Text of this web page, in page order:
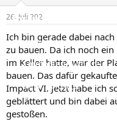
Forum
Aktuelles
Empfohlene Inhalte
Neue Beiträge
Neueste Aktivitäten
e
r
t
a
m
26. Juli 2020
Ich bin gerade dabei
zu bauen. Da ich noch
im Keller hatte, war der
bauen. Das dafür
Impact VI. Jetzt habe ich
geblättert und bin dabei
gestoßen.